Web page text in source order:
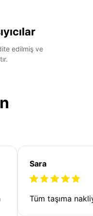
edilmiş ve
Sara
Tüm taşıma